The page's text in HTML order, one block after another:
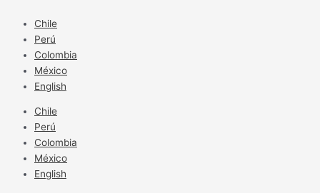
contenido
Chile
Perú
Colombia
México
English
Chile
Perú
Colombia
México
English